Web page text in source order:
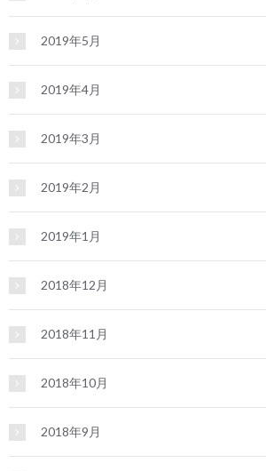
2019年5月
2019年4月
2019年3月
2019年2月
2019年1月
2018年12月
2018年11月
2018年10月
2018年9月